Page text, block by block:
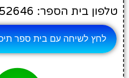
טלפון בית הספר: 04-6352646
לחץ לשיחה עם בית ספר